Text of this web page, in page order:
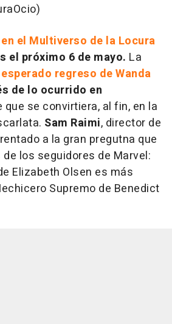
el Multiverso de la Locura
el próximo 6 de mayo. La
regreso de Wanda
de lo ocurrido en
que se convirtiera, al fin, en la
Sam Raimi, director de
a la gran pregutna que
los seguidores de Marvel:
Elizabeth Olsen es más
Supremo de Benedict